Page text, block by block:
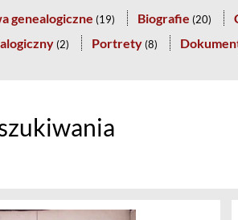
genealogiczne (19) Biografie (20)
(2) Portrety (8)